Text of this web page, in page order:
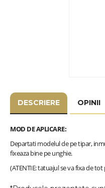
DESCRIERE OPINII
MOD DE APLICARE:
Departati modelul de pe tipar,
fixeaza bine pe unghie.
(ATENTIE: tatuajul se va fixa de